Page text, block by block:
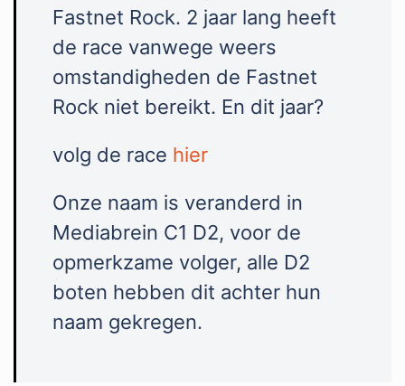
Fastnet Rock. 2 jaar lang heeft
de race vanwege weers
omstandigheden de Fastnet
Rock niet bereikt. En dit jaar?
volg de race hier
Onze naam is veranderd in
Mediabrein C1 D2, voor de
opmerkzame volger, alle D2
boten hebben dit achter hun
naam gekregen.